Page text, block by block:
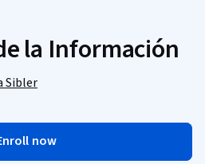
la Información
Sibler
now